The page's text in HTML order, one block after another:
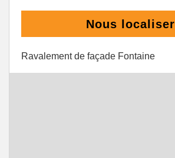
Nous localiser
Ravalement de façade Fontaine